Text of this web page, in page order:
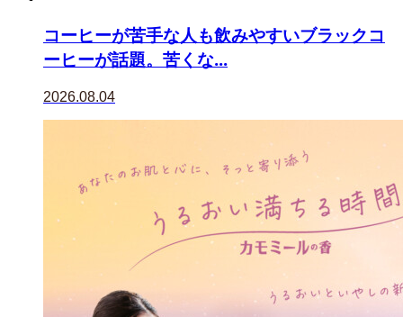
コーヒーが苦手な人も飲みやすいブラックコ
ーヒーが話題。苦くな...
2026.08.04